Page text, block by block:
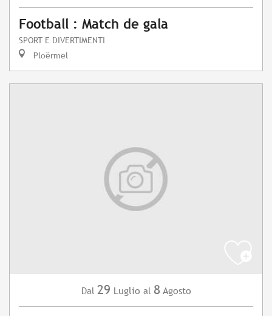
Football : Match de gala
SPORT E DIVERTIMENTI
Ploërmel
Dal 29 Luglio al 8 Agosto